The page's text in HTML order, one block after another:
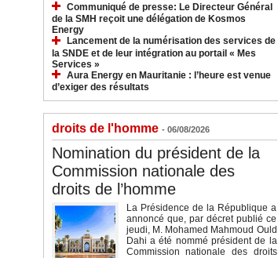
Communiqué de presse: Le Directeur Général
de la SMH reçoit une délégation de Kosmos
Energy
Lancement de la numérisation des services de
la SNDE et de leur intégration au portail « Mes
Services »
Aura Energy en Mauritanie : l’heure est venue
d’exiger des résultats
droits de l'homme - 06/08/2026
Nomination du président de la
Commission nationale des
droits de l’homme
La Présidence de la République a
annoncé que, par décret publié ce
jeudi, M. Mohamed Mahmoud Ould
Dahi a été nommé président de la
Commission nationale des droits